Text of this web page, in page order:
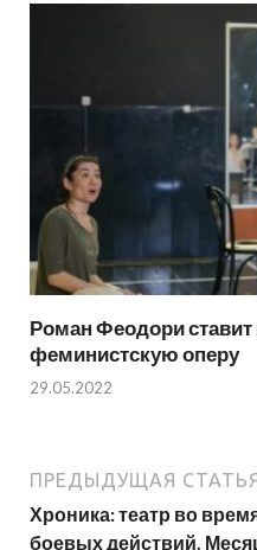
Роман Феодори
феминистскую оперу
29.05.2022
ПРЕДЫДУЩАЯ СТАТЬЯ
Хроника: театр во
боевых действий.